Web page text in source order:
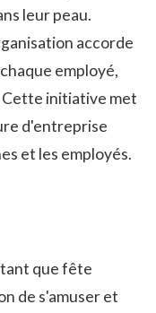
leur peau.
accorde
employé,
Cette initiative met
d'entreprise
et les employés.
tant que fête
de s'amuser et